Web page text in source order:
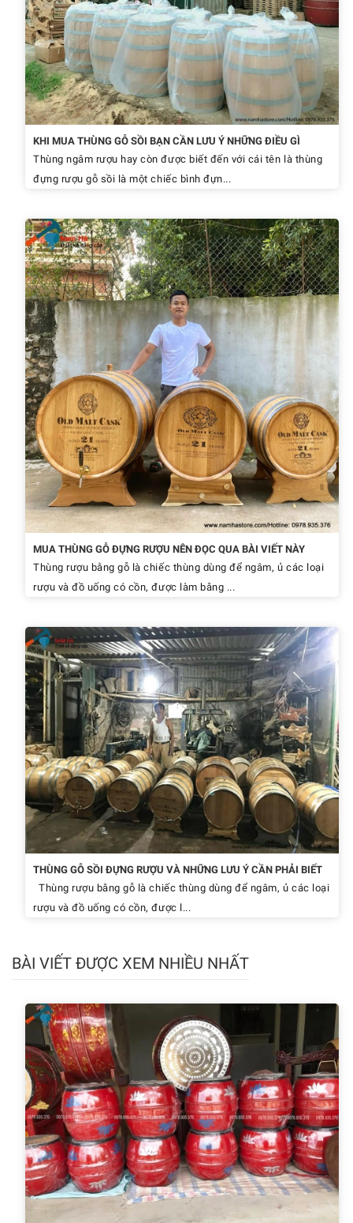
KHI MUA THÙNG GỖ SỒI BẠN CẦN LƯU Ý NHỮNG ĐIỀU GÌ
Thùng ngâm rượu hay còn được biết đến với cái tên là thùng
đựng rượu gỗ sồi là một chiếc bình đựn...
MUA THÙNG GỖ ĐỰNG RƯỢU NÊN ĐỌC QUA BÀI VIẾT NÀY
Thùng rượu bằng gỗ là chiếc thùng dùng để ngâm, ủ các loại
rượu và đồ uống có cồn, được làm bằng ...
THÙNG GỖ SỒI ĐỰNG RƯỢU VÀ NHỮNG LƯU Ý CẦN PHẢI BIẾT
Thùng rượu bằng gỗ là chiếc thùng dùng để ngâm, ủ các loại
rượu và đồ uống có cồn, được l...
BÀI VIẾT ĐƯỢC XEM NHIỀU NHẤT